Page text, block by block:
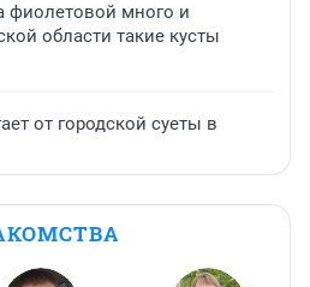
фиолетовой много и
области такие кусты
от городской суеты в